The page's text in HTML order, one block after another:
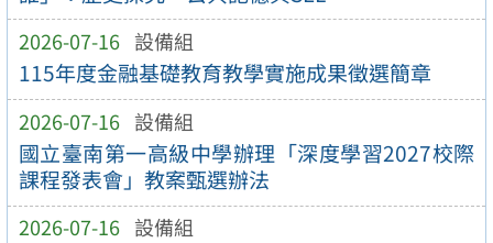
2026-07-16 設備組
115年度金融基礎教育教學實施成果徵選簡章
2026-07-16 設備組
國立臺南第一高級中學辦理「深度學習2027校際
課程發表會」教案甄選辦法
2026-07-16 設備組